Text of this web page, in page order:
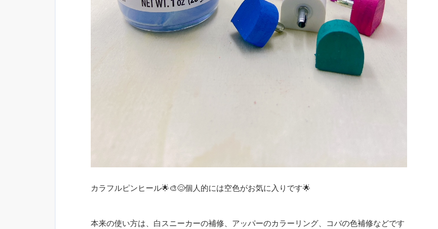
カラフルピンヒール🌟🎨😌個人的には空色がお気に入りです🌟
本来の使い方は、白スニーカーの補修、アッパーのカラーリング、コバの色補修などです